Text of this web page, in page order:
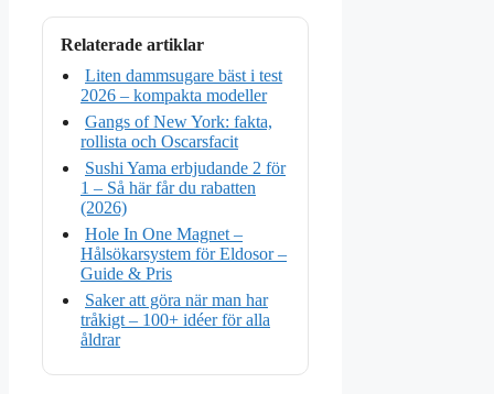
Relaterade artiklar
Liten dammsugare bäst i test
2026 – kompakta modeller
Gangs of New York: fakta,
rollista och Oscarsfacit
Sushi Yama erbjudande 2 för
1 – Så här får du rabatten
(2026)
Hole In One Magnet –
Hålsökarsystem för Eldosor –
Guide & Pris
Saker att göra när man har
tråkigt – 100+ idéer för alla
åldrar